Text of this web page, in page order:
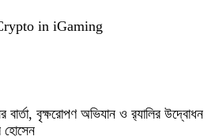
in iGaming
বৃক্ষরোপণ অভিযান ও র‍্যালির উদ্বোধন
হোসেন